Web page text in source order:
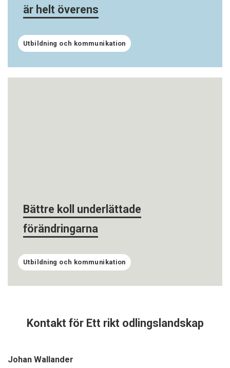
är helt överens
Utbildning och kommunikation
Bättre koll underlättade
förändringarna
Utbildning och kommunikation
Kontakt för Ett rikt odlingslandskap
Johan Wallander